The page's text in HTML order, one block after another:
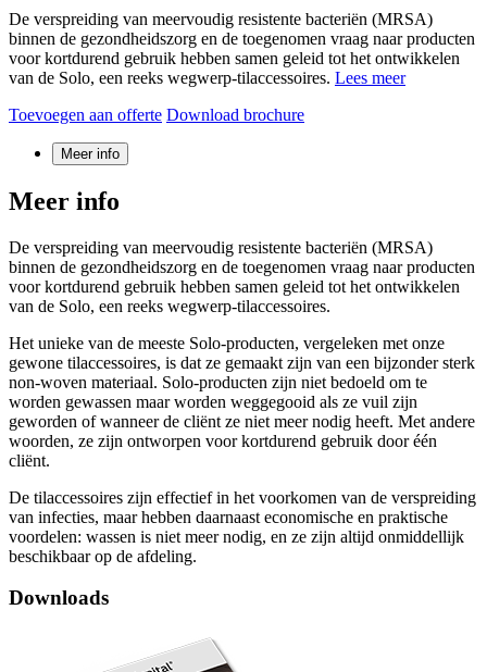
De verspreiding van meervoudig resistente bacteriën (MRSA)
binnen de gezondheidszorg en de toegenomen vraag naar producten
voor kortdurend gebruik hebben samen geleid tot het ontwikkelen
van de Solo, een reeks wegwerp-tilaccessoires. Lees meer
Toevoegen aan offerte Download brochure
Meer info
Meer info
De verspreiding van meervoudig resistente bacteriën (MRSA)
binnen de gezondheidszorg en de toegenomen vraag naar producten
voor kortdurend gebruik hebben samen geleid tot het ontwikkelen
van de Solo, een reeks wegwerp-tilaccessoires.
Het unieke van de meeste Solo-producten, vergeleken met onze
gewone tilaccessoires, is dat ze gemaakt zijn van een bijzonder sterk
non-woven materiaal. Solo-producten zijn niet bedoeld om te
worden gewassen maar worden weggegooid als ze vuil zijn
geworden of wanneer de cliënt ze niet meer nodig heeft. Met andere
woorden, ze zijn ontworpen voor kortdurend gebruik door één
cliënt.
De tilaccessoires zijn effectief in het voorkomen van de verspreiding
van infecties, maar hebben daarnaast economische en praktische
voordelen: wassen is niet meer nodig, en ze zijn altijd onmiddellijk
beschikbaar op de afdeling.
Downloads